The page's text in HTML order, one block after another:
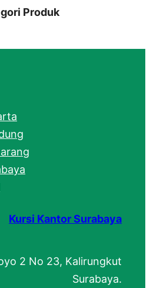
Produk
Kursi Kantor Surabaya
2 No 23, Kalirungkut
Surabaya.